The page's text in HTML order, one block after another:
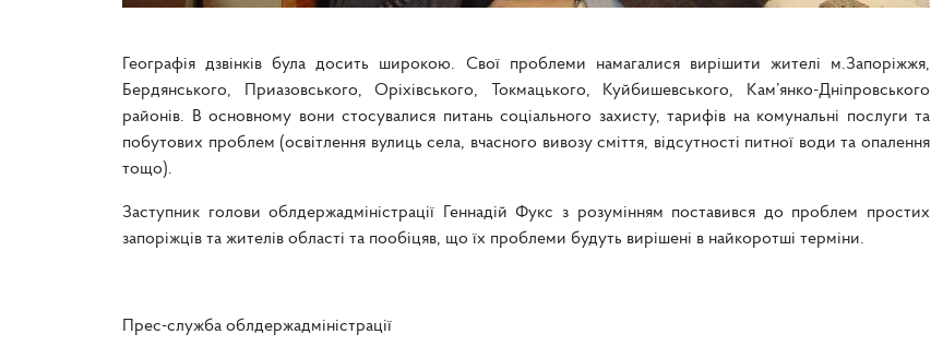
Географія дзвінків була досить широкою. Свої проблеми намагалися вирішити жителі м.Запоріжжя,
Бердянського, Приазовського, Оріхівського, Токмацького, Куйбишевського, Кам’янко-Дніпровського
районів. В основному вони стосувалися питань соціального захисту, тарифів на комунальні послуги та
побутових проблем (освітлення вулиць села, вчасного вивозу сміття, відсутності питної води та опалення
тощо).
Заступник голови облдержадміністрації Геннадій Фукс з розумінням поставився до проблем простих
запоріжців та жителів області та пообіцяв, що їх проблеми будуть вирішені в найкоротші терміни.
Прес-служба облдержадміністрації